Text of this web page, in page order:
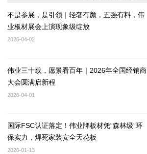
不是参展，是引领｜轻奢有颜，五强有料，伟
业板材展会上演现象级绽放
2026-04-02
伟业三十载，愿景看百年｜2026年全国经销商
大会圆满启新程
2026-04-01
国际FSC认证落定！伟业牌板材凭“森林级”环
保实力，焊死家装安全天花板
2026-01-13